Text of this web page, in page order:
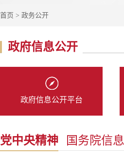
首页 > 政务公开
政府信息公开
政府信息公开平台
党中央精神 国务院信息